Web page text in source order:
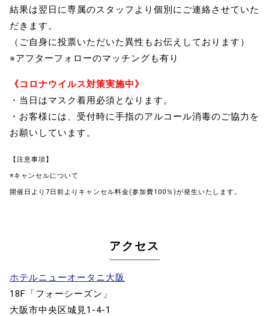
結果は翌日に専属のスタッフより個別にご連絡させていた
だきます。
（ご自身に投票いただいた異性もお伝えしております）
※アフターフォローのマッチングも有り
《コロナウイルス対策実施中》
・当日はマスク着用必須となります。
・お客様には、受付時に手指のアルコール消毒のご協力を
お願いしています。
【注意事項】
※キャンセルについて
開催日より7日前よりキャンセル料金(参加費100％)が発生いたします。
アクセス
ホテルニューオータニ大阪
18F「フォーシーズン」
大阪市中央区城見1-4-1